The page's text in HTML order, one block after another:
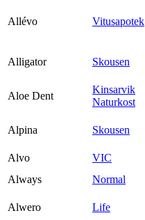
Allévo Vitusapotek
Alligator Skousen
Aloe Dent
Kinsarvik
Naturkost
Alpina Skousen
Alvo
VIC
Always
Normal
Alwero
Life